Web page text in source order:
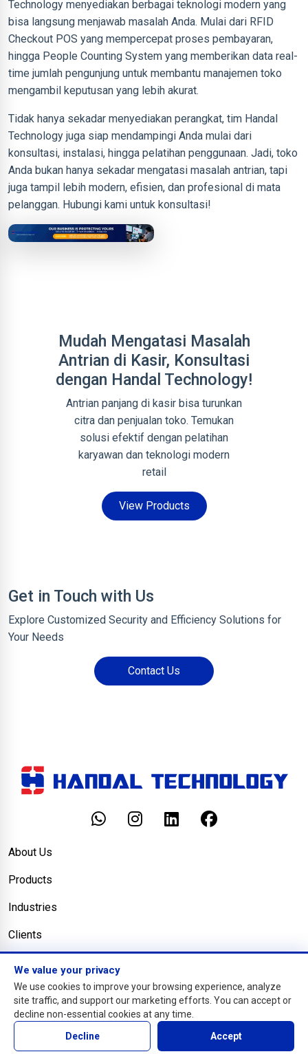
Technology menyediakan berbagai teknologi modern yang
bisa langsung menjawab masalah Anda. Mulai dari RFID
Checkout POS yang mempercepat proses pembayaran,
hingga People Counting System yang memberikan data real-
time jumlah pengunjung untuk membantu manajemen toko
mengambil keputusan yang lebih akurat.
Tidak hanya sekadar menyediakan perangkat, tim Handal
Technology juga siap mendampingi Anda mulai dari
konsultasi, instalasi, hingga pelatihan penggunaan. Jadi, toko
Anda bukan hanya sekadar mengatasi masalah antrian, tapi
juga tampil lebih modern, efisien, dan profesional di mata
pelanggan. Hubungi kami untuk konsultasi!
Mudah Mengatasi Masalah
Antrian di Kasir, Konsultasi
dengan Handal Technology!
Antrian panjang di kasir bisa turunkan
citra dan penjualan toko. Temukan
solusi efektif dengan pelatihan
karyawan dan teknologi modern
retail
View Products
Get in Touch with Us
Explore Customized Security and Efficiency Solutions for
Your Needs
Contact Us
About Us
Products
Industries
Clients
Contact Us
© Copyright PT. Handal Solusitama
We value your privacy
We use cookies to improve your browsing experience, analyze
site traffic, and support our marketing efforts. You can accept or
decline non-essential cookies at any time.
Decline
Accept